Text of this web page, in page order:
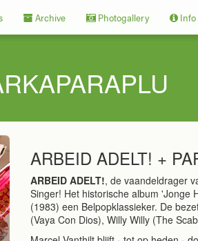
Archive Photogallery Info
ARBEID ADELT! +
ARBEID ADELT!, de vaandeldrager
Singer! Het historische album 'Jonge
(1983) een Belpopklassieker. De
(Vaya Con Dios), Willy Willy (The